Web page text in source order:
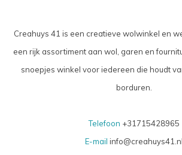
Creahuys 41 is een creatieve wolwinkel en
een rijk assortiment aan wol, garen en
snoepjes winkel voor iedereen die houdt
borduren.
Telefoon +31715428965
E-mail info@creahuys41.nl